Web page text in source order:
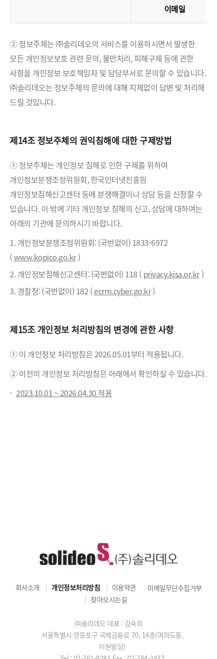
이메일
② 정보주체는 ㈜솔리데오의 서비스를 이용하시면서 발생한
모든 개인정보보호 관련 문의, 불만처리, 피해구제 등에 관한
사항을 개인정보 보호책임자 및 담당부서로 문의할 수 있습니다.
㈜솔리데오는 정보주체의 문의에 대해 지체없이 답변 및 처리해
드릴 것입니다.
제14조 정보주체의 권익침해에 대한 구제방법
① 정보주체는 개인정보 침해로 인한 구제를 위하여
개인정보분쟁조정위원회, 한국인터넷진흥원
개인정보침해신고센터 등에 분쟁해결이나 상담 등을 신청할 수
있습니다. 이 밖에 기타 개인정보 침해의 신고, 상담에 대하여는
아래의 기관에 문의하시기 바랍니다.
1. 개인정보분쟁조정위원회: (국번없이) 1833-6972
(www.kopico.go.kr )
2. 개인정보침해신고센터: (국번없이) 118 ( privacy.kisa.or.kr )
3. 경찰청: (국번없이) 182 ( ecrm.cyber.go.kr )
제15조 개인정보 처리방침의 변경에 관한 사항
① 이 개인정보 처리방침은 2026.05.01부터 적용됩니다.
② 이전의 개인정보 처리방침은 아래에서 확인하실 수 있습니다.
- 2023.10.01 ~ 2026.04.30 적용
회사소개 개인정보처리방침 이용약관
이메일무단수집거부
찾아오시는길
㈜솔리데오 대표 : 김숙희
서울특별시 영등포구 국제금융로 70, 14층(여의도동,
미원빌딩)